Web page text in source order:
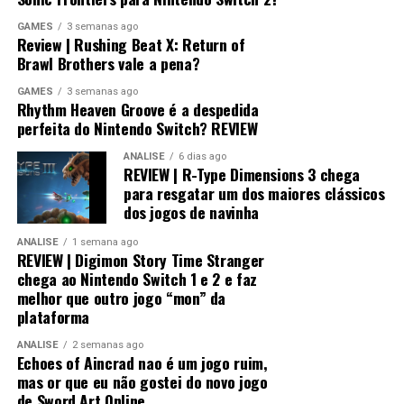
Desempenho impressionante no
Switch 2 e um verdadeiro milagre no
Switch 1
Visualmente, o jogo impressiona bastante.
NoNintendo Switch 2, a qualidade gráfica
praticamente não fica devendo em relação às versões de
PlayStation 5 e Xbox, entregando uma experiência
muito próxima dos consoles mais potentes.
GAMES 3 semanas ago
Review | Rushing Beat X: Return of
Brawl Brothers vale a pena?
GAMES 3 semanas ago
Rhythm Heaven Groove é a despedida
perfeita do Nintendo Switch? REVIEW
ANÁLISE 6 dias ago
REVIEW | R-Type Dimensions 3 chega
para resgatar um dos maiores clássicos
dos jogos de navinha
ANÁLISE 1 semana ago
REVIEW | Digimon Story Time Stranger
chega ao Nintendo Switch 1 e 2 e faz
melhor que outro jogo “mon” da
plataforma
ANÁLISE 2 semanas ago
Echoes of Aincrad nao é um jogo ruim,
mas or que eu não gostei do novo jogo